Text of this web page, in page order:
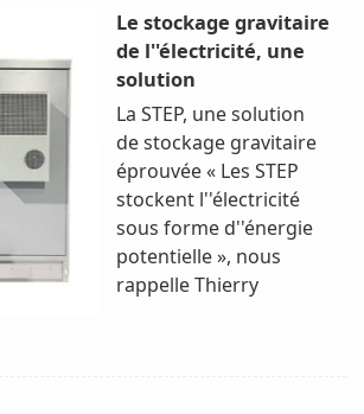
Le stockage gravitaire
de l''électricité, une
solution
La STEP, une solution
de stockage gravitaire
éprouvée « Les STEP
stockent l''électricité
sous forme d''énergie
potentielle », nous
rappelle Thierry